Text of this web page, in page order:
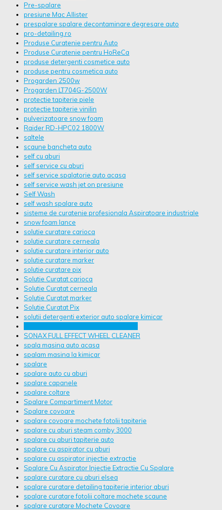
Pre-spalare
presiune Mac Allister
prespalare spalare decontaminare degresare auto
pro-detailing.ro
Produse Curatenie pentru Auto
Produse Curatenie pentru HoReCa
produse detergenti cosmetice auto
produse pentru cosmetica auto
Progarden 2500w
Progarden LT704G-2500W
protectie tapiterie piele
protectie tapiterie vinilin
pulverizatoare snow foam
Raider RD-HPC02 1800W
saltele
scaune bancheta auto
self cu aburi
self service cu aburi
self service spalatorie auto acasa
self service wash jet on presiune
Self Wash
self wash spalare auto
sisteme de curatenie profesionala Aspiratoare industriale
snow foam lance
solutie curatare carioca
solutie curatare cerneala
solutie curatare interior auto
solutie curatare marker
solutie curatare pix
Solutie Curatat carioca
Solutie Curatat cerneala
Solutie Curatat marker
Solutie Curatat Pix
solutii detergenti exterior auto spalare kimicar
SONAX FULL EFFECT WHEEL CLEANER
spala masina auto acasa
spalam masina la kimicar
spalare
spalare auto cu aburi
spalare capanele
spalare coltare
Spalare Compartiment Motor
Spalare covoare
spalare covoare mochete fotolii tapiterie
spalare cu aburi steam comby 3000
spalare cu aburi tapiterie auto
spalare cu aspirator cu aburi
spalare cu aspirator injectie extractie
Spalare Cu Aspirator Injectie Extractie Cu Spalare
spalare curatare cu aburi elsea
spalare curatare detailing tapiterie interior aburi
spalare curatare fotolii coltare mochete scaune
spalare curatare Mochete Covoare